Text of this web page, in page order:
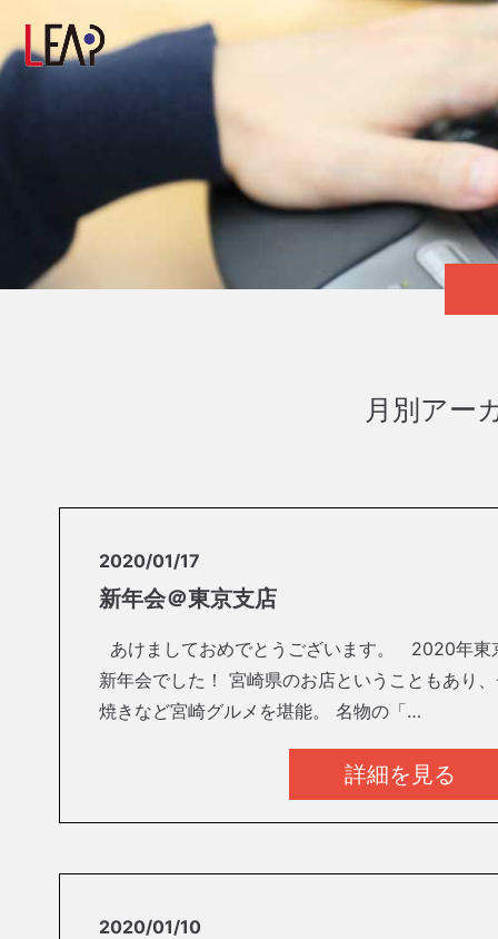
月別アー
2020/01/17
新年会＠東京支店
あけましておめでとうございます。 2020年東
新年会でした！ 宮崎県のお店ということもあり
焼きなど宮崎グルメを堪能。 名物の「…
詳細を見る
2020/01/10